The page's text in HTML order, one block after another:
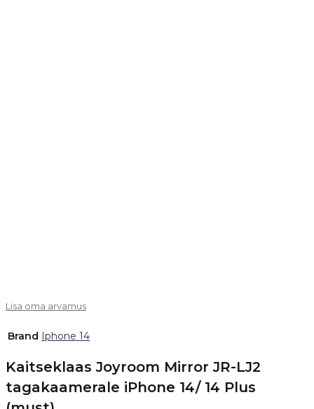
Lisa oma arvamus
Brand Iphone 14
Kaitseklaas Joyroom Mirror JR-LJ2
tagakaamerale iPhone 14/ 14 Plus